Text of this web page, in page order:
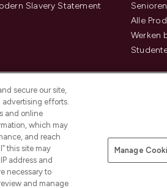
Slavery Statement
Alle
Werken
Betaal veilig met
secure our site,
advertising efforts.
and online
which may
and reach
this site may
address and
necessary to
and manage
Manage